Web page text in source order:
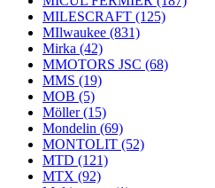
MILESCRAFT (125)
MIlwaukee (831)
Mirka (42)
MMOTORS JSC (68)
MMS (19)
MOB (5)
Möller(15)
Mondelin (69)
MONTOLIT (52)
MTD (121)
MTX (92)